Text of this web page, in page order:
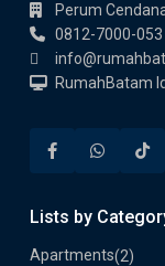
Perum
0812-7000-053
RumahBatam Id
Lists by
Apartments(2)